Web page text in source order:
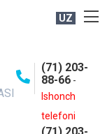
UZ
(71) 203-
88-66 -
Ishonch
telefoni